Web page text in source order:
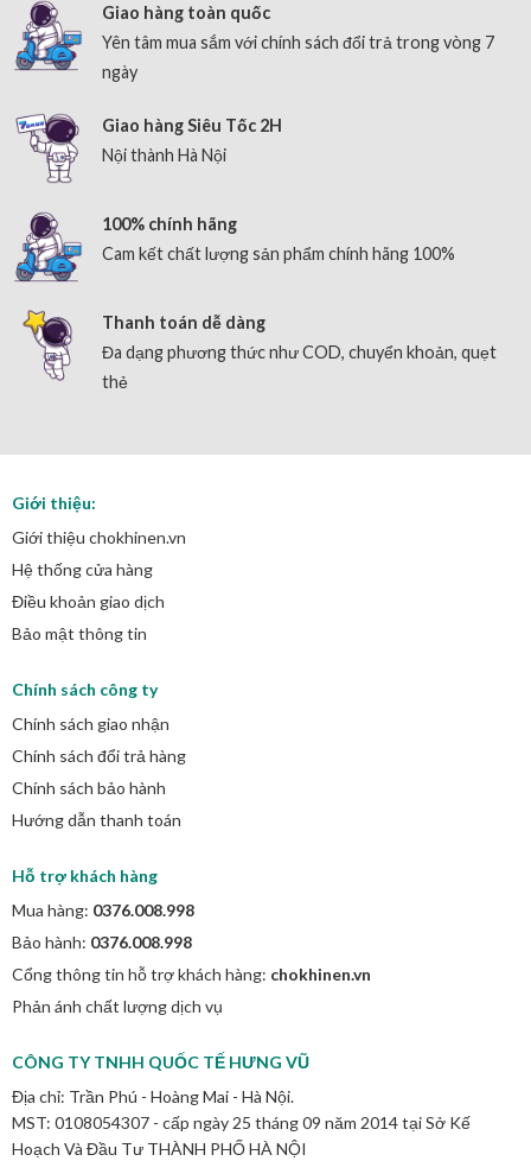
Giao hàng toàn quốc
Yên tâm mua sắm với chính sách đổi trả trong vòng 7
ngày
Giao hàng Siêu Tốc 2H
Nội thành Hà Nội
100% chính hãng
Cam kết chất lượng sản phẩm chính hãng 100%
Thanh toán dễ dàng
Đa dạng phương thức như COD, chuyển khoản, quẹt
thẻ
Giới thiệu:
Giới thiệu chokhinen.vn
Hệ thống cửa hàng
Điều khoản giao dịch
Bảo mật thông tin
Chính sách công ty
Chính sách giao nhận
Chính sách đổi trả hàng
Chính sách bảo hành
Hướng dẫn thanh toán
Hỗ trợ khách hàng
Mua hàng: 0376.008.998
Bảo hành: 0376.008.998
Cổng thông tin hỗ trợ khách hàng: chokhinen.vn
Phản ánh chất lượng dịch vụ
CÔNG TY TNHH QUỐC TẾ HƯNG VŨ
Địa chỉ: Trần Phú - Hoàng Mai - Hà Nội.
MST: 0108054307 - cấp ngày 25 tháng 09 năm 2014 tại Sở Kế
Hoạch Và Đầu Tư THÀNH PHỐ HÀ NỘI